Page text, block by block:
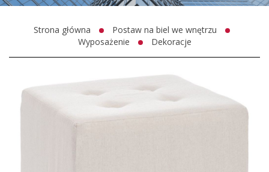
Strona główna
Postaw na biel we wnętrzu
Wyposażenie
Dekoracje